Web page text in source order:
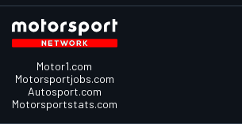
Motor1.com
Motorsportjobs.com
Autosport.com
Motorsportstats.com